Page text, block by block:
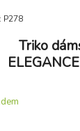
P278
Triko